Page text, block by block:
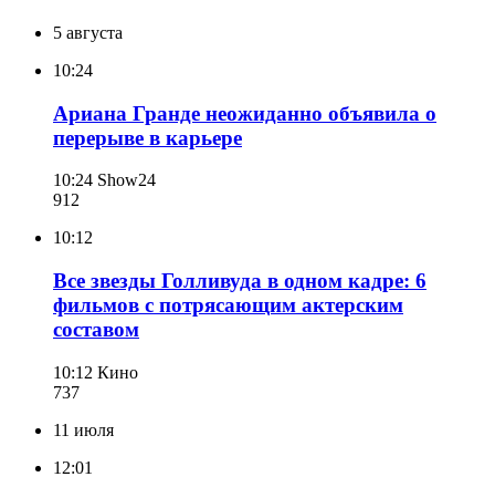
5 августа
10:24
Ариана Гранде неожиданно объявила о
перерыве в карьере
10:24 Show24
912
10:12
Все звезды Голливуда в одном кадре: 6
фильмов с потрясающим актерским
составом
10:12 Кино
737
11 июля
12:01